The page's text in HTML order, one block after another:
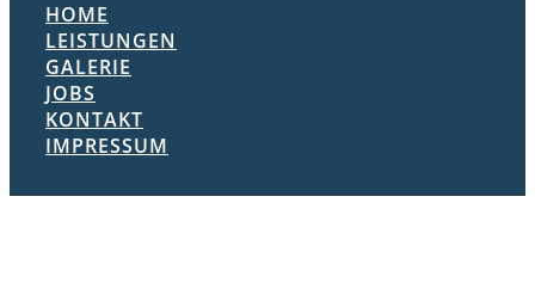
HOME
LEISTUNGEN
GALERIE
JOBS
KONTAKT
IMPRESSUM